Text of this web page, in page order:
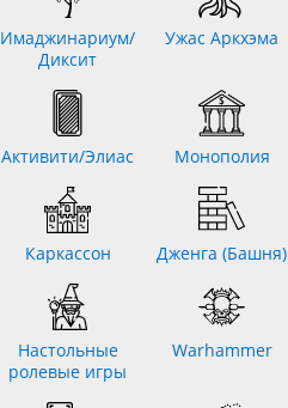
Имаджинариум/
Диксит
Ужас Аркхэма
Активити/Элиас Монополия
Каркассон Дженга (Башня)
Настольные
ролевые игры
Warhammer